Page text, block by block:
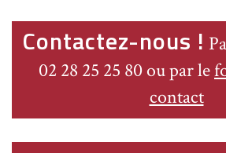
Contactez-nous !
02 28 25 25 80 ou par le
contact